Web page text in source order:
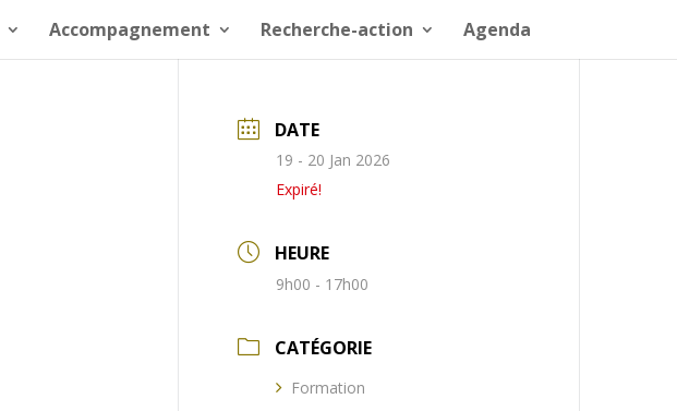
Accompagnement Recherche-action Agenda
DATE
19 - 20 Jan 2026
Expiré!
HEURE
9h00 - 17h00
CATÉGORIE
Formation